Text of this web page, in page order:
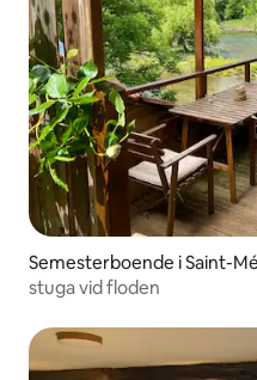
Semesterboende i Saint-
stuga vid floden